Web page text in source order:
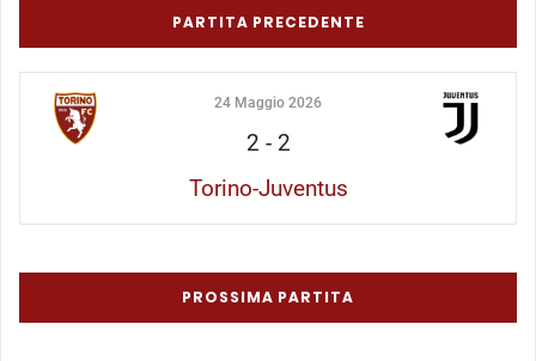
PARTITA PRECEDENTE
24 Maggio 2026
2 - 2
Torino-Juventus
PROSSIMA PARTITA